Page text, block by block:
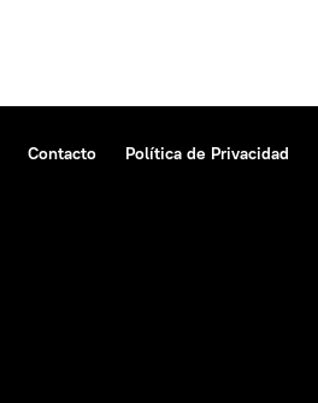
Contacto Política de Privacidad